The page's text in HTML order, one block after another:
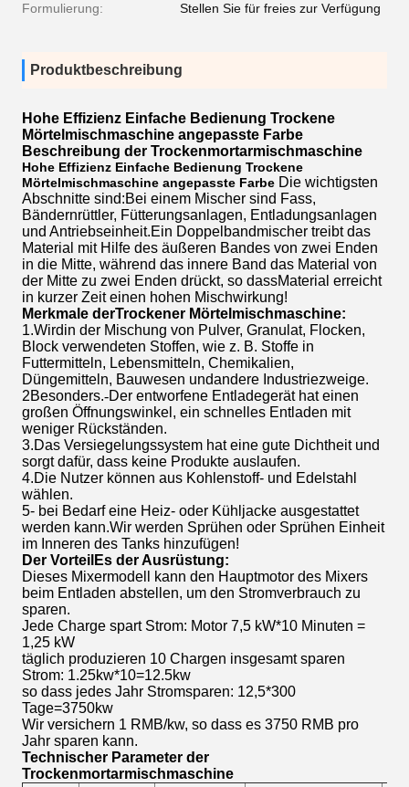
Formulierung: Stellen Sie für freies zur Verfügung
Produktbeschreibung
Hohe Effizienz Einfache Bedienung Trockene
Mörtelmischmaschine angepasste Farbe
Beschreibung der Trockenmortarmischmaschine
Hohe Effizienz Einfache Bedienung Trockene
Mörtelmischmaschine angepasste Farbe Die wichtigsten
Abschnitte sind:Bei einem Mischer sind Fass,
Bändernrüttler, Fütterungsanlagen, Entladungsanlagen
und Antriebseinheit.Ein Doppelbandmischer treibt das
Material mit Hilfe des äußeren Bandes von zwei Enden
in die Mitte, während das innere Band das Material von
der Mitte zu zwei Enden drückt, so dassMaterial erreicht
in kurzer Zeit einen hohen Mischwirkung!
Merkmale derTrockener Mörtelmischmaschine:
1.Wirdin der Mischung von Pulver, Granulat, Flocken,
Block verwendeten Stoffen, wie z. B. Stoffe in
Futtermitteln, Lebensmitteln, Chemikalien,
Düngemitteln, Bauwesen undandere Industriezweige.
2Besonders.-Der entworfene Entladegerät hat einen
großen Öffnungswinkel, ein schnelles Entladen mit
weniger Rückständen.
3.Das Versiegelungssystem hat eine gute Dichtheit und
sorgt dafür, dass keine Produkte auslaufen.
4.Die Nutzer können aus Kohlenstoff- und Edelstahl
wählen.
5- bei Bedarf eine Heiz- oder Kühljacke ausgestattet
werden kann.Wir werden Sprühen oder Sprühen Einheit
im Inneren des Tanks hinzufügen!
Der Vorteil Es der Ausrüstung:
Dieses Mixermodell kann den Hauptmotor des Mixers
beim Entladen abstellen, um den Stromverbrauch zu
sparen.
Jede Charge spart Strom: Motor 7,5 kW*10 Minuten =
1,25 kW
täglich produzieren 10 Chargen insgesamt sparen
Strom: 1.25kw*10=12.5kw
so dass jedes Jahr Stromsparen: 12,5*300
Tage=3750kw
Wir versichern 1 RMB/kw, so dass es 3750 RMB pro
Jahr sparen kann.
Technischer Parameter der
Trockenmortarmischmaschine